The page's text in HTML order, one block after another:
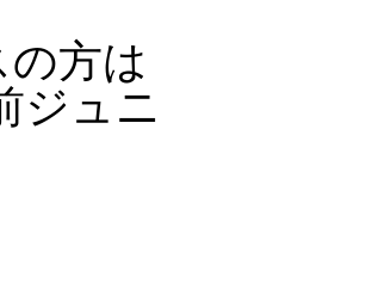
方は
ジュニ